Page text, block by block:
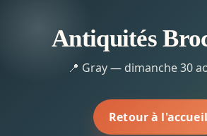
Antiquités
📍 Gray — dimanche 30
Retour à l'accueil